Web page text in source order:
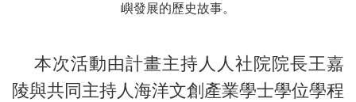
嶼發展的歷史故事。
本次活動由計畫主持人人社院院長王嘉
陵與共同主持人海洋文創產業學士學位學程